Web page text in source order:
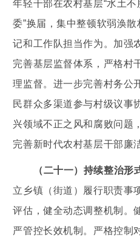
年轻干部在农村基层“水土不
委”换届，集中整顿软弱涣
记和工作队担当作为。加强
完善基层监督体系，严格村
理监督。进一步完善村务公
民群众多渠道参与村级议事
兴领域不正之风和腐败问题
完善新时代农村基层干部廉
（二十一）持续整治形
立乡镇（街道）履行职责事
评估，健全动态调整机制。
严管控长效机制。严格控制